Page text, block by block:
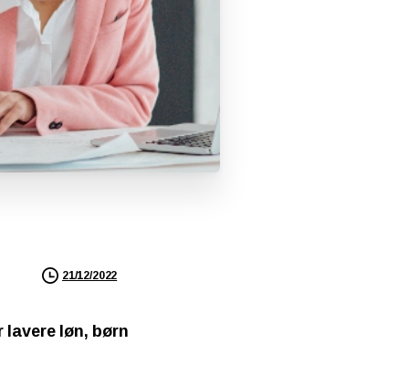
21/12/2022
lavere løn, børn